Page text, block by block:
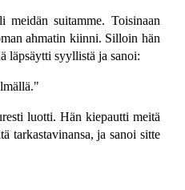
meidän suitamme. Toisinaan
ahmatin kiinni. Silloin hän
läpsäytti syyllistä ja sanoi:
luotti. Hän kiepautti meitä
tarkastavinansa, ja sanoi sitte